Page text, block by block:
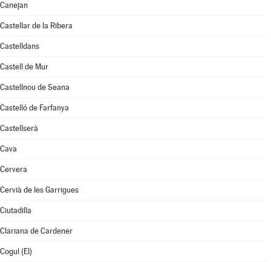
Canejan
Castellar de la Ribera
Castelldans
Castell de Mur
Castellnou de Seana
Castelló de Farfanya
Castellserà
Cava
Cervera
Cervià de les Garrigues
Ciutadilla
Clariana de Cardener
Cogul (El)